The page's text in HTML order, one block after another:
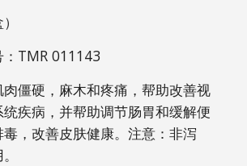
TMR 011143
僵硬，麻木和疼痛，帮助改善视
疾病，并帮助调节肠胃和缓解便
，改善皮肤健康。注意：非泻